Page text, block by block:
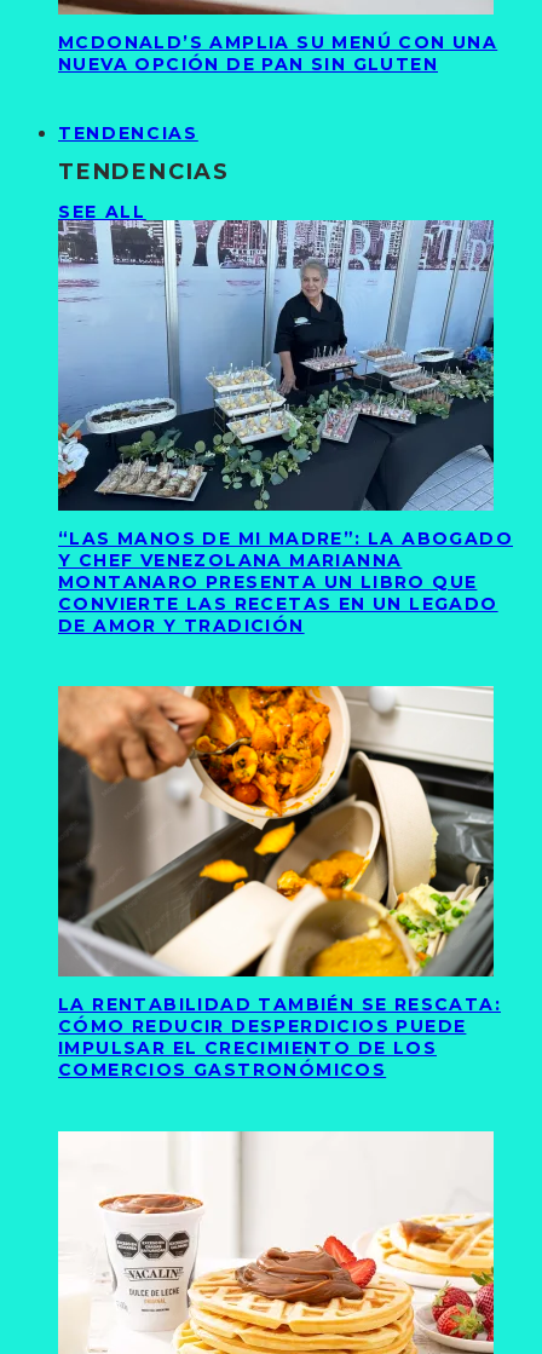
MCDONALD’S AMPLIA SU MENÚ CON UNA
NUEVA OPCIÓN DE PAN SIN GLUTEN
TENDENCIAS
TENDENCIAS
SEE ALL
“LAS MANOS DE MI MADRE”: LA ABOGADO
Y CHEF VENEZOLANA MARIANNA
MONTANARO PRESENTA UN LIBRO QUE
CONVIERTE LAS RECETAS EN UN LEGADO
DE AMOR Y TRADICIÓN
LA RENTABILIDAD TAMBIÉN SE RESCATA:
CÓMO REDUCIR DESPERDICIOS PUEDE
IMPULSAR EL CRECIMIENTO DE LOS
COMERCIOS GASTRONÓMICOS